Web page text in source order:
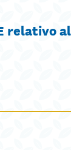
relativo